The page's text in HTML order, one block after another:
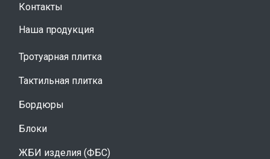
Контакты
Наша продукция
Тротуарная плитка
Тактильная плитка
Бордюры
Блоки
ЖБИ изделия (ФБС)